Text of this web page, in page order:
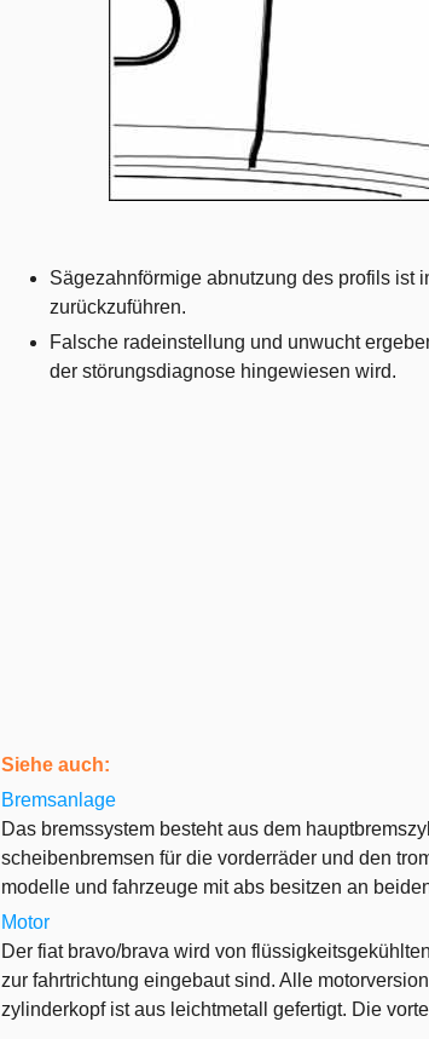
Sägezahnförmige abnutzung des profils ist
zurückzuführen.
Falsche radeinstellung und unwucht
der störungsdiagnose hingewiesen wird.
Siehe auch:
Bremsanlage
Das bremssystem besteht aus dem
scheibenbremsen für die vorderräder und den
modelle und fahrzeuge mit abs besitzen an
Motor
Der fiat bravo/brava wird von
zur fahrtrichtung eingebaut sind. Alle
zylinderkopf ist aus leichtmetall gefertigt. Die